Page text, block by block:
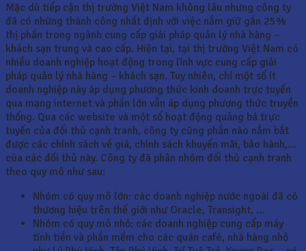
Mặc dù tiếp cận thị trường Việt Nam không lâu nhưng công ty
đã có những thành công nhất định với việc nắm giữ gần 25%
thị phần trong ngành cung cấp giải pháp quản lý nhà hàng –
khách sạn trung và cao cấp. Hiện tại, tại thị trường Việt Nam có
nhiều doanh nghiệp hoạt động trong lĩnh vực cung cấp giải
pháp quản lý nhà hàng – khách sạn. Tuy nhiên, chỉ một số ít
doanh nghiệp này áp dụng phương thức kinh doanh trực tuyến
qua mạng internet và phần lớn vẫn áp dụng phương thức truyền
thống. Qua các website và một số hoạt động quảng bá trực
tuyến của đối thủ cạnh tranh, công ty cũng phần nào nắm bắt
được các chính sách về giá, chính sách khuyến mãi, bảo hành,…
của các đối thủ này. Công ty đã phân nhóm đối thủ cạnh tranh
theo quy mô như sau:
Nhóm có quy mô lớn: các doanh nghiệp nước ngoài đã có
thương hiệu trên thế giới như Oracle, Transight, …
Nhóm có quy mô nhỏ: các doanh nghiệp cung cấp máy
tính tiền và phần mềm cho các quán café, nhà hàng nhỏ